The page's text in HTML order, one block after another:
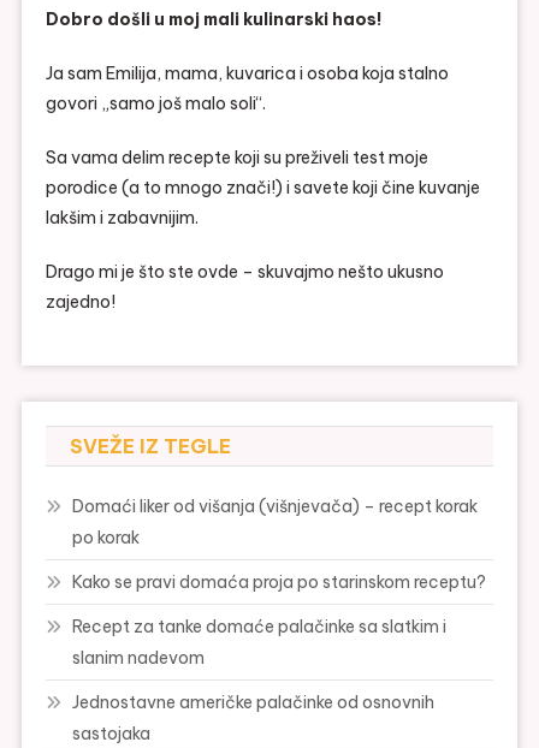
Dobro došli u moj mali kulinarski haos!
Ja sam Emilija, mama, kuvarica i osoba koja stalno
govori „samo još malo soli“.
Sa vama delim recepte koji su preživeli test moje
porodice (a to mnogo znači!) i savete koji čine kuvanje
lakšim i zabavnijim.
Drago mi je što ste ovde – skuvajmo nešto ukusno
zajedno!
SVEŽE IZ TEGLE
Domaći liker od višanja (višnjevača) – recept korak
po korak
Kako se pravi domaća proja po starinskom receptu?
Recept za tanke domaće palačinke sa slatkim i
slanim nadevom
Jednostavne američke palačinke od osnovnih
sastojaka